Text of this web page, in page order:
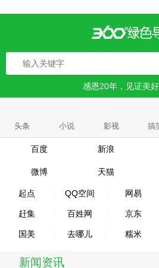
感恩20年，见证美好
头条 小说 影视 搞
百度 新浪
微博 天猫
起点 QQ空间 网易
赶集 百姓网 京东
国美 去哪儿 糯米
新闻资讯